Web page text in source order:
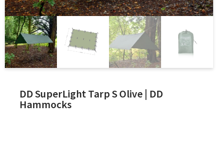
DD SuperLight Tarp S Olive | DD
Hammocks